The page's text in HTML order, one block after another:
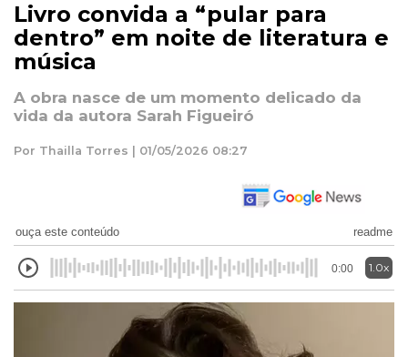
Livro convida a “pular para
dentro” em noite de literatura e
música
A obra nasce de um momento delicado da
vida da autora Sarah Figueiró
Por Thailla Torres | 01/05/2026 08:27
ouça este conteúdo readme
0:00 1.0x